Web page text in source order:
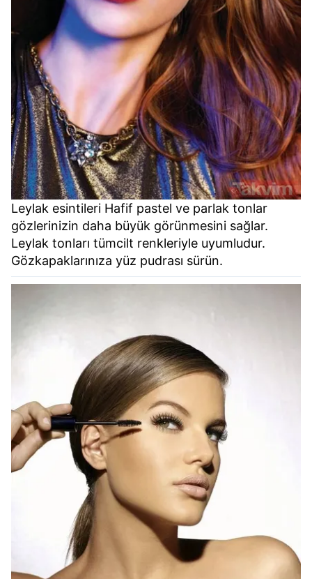
Leylak esintileri Hafif pastel ve parlak tonlar
gözlerinizin daha büyük görünmesini sağlar.
Leylak tonları tümcilt renkleriyle uyumludur.
Gözkapaklarınıza yüz pudrası sürün.